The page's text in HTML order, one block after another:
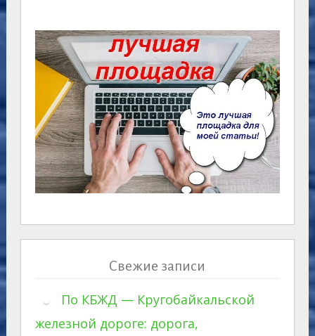
Свежие записи
По КБЖД — Кругобайкальской
железной дороге: дорога,